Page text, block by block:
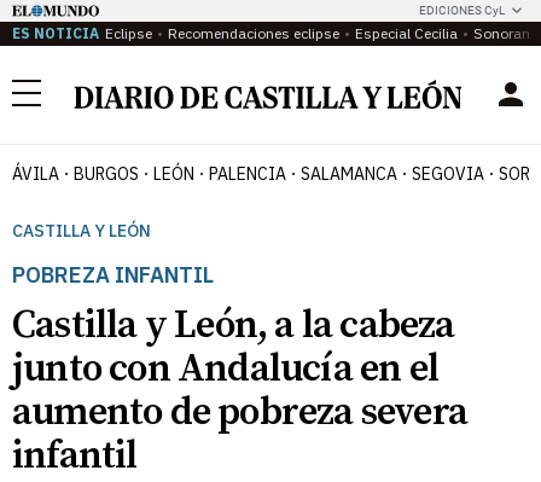
EDICIONES CyL
ES NOTICIA Eclipse Recomendaciones eclipse Especial Cecilia
Menú
ÁVILA BURGOS LEÓN PALENCIA SALAMANCA SEGOVIA
CASTILLA Y LEÓN
POBREZA INFANTIL
Castilla y León, a la cabeza
junto con Andalucía en el
aumento de pobreza severa
infantil